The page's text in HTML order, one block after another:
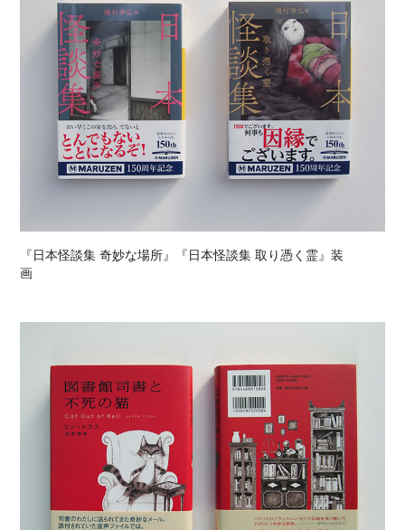
『日本怪談集 奇妙な場所』『日本怪談集 取り憑く霊』装
画